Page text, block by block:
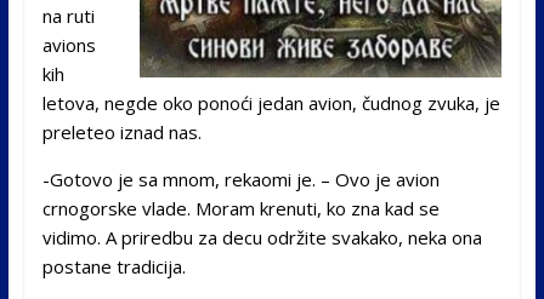
na ruti
avions
kih
letova, negde oko ponoći jedan avion, čudnog zvuka, je
preleteo iznad nas.
-Gotovo je sa mnom, rekaomi je. – Ovo je avion
crnogorske vlade. Moram krenuti, ko zna kad se
vidimo. A priredbu za decu održite svakako, neka ona
postane tradicija.